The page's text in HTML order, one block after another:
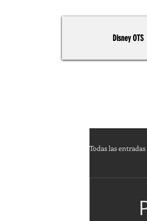
Disney OTS
Todas las entradas